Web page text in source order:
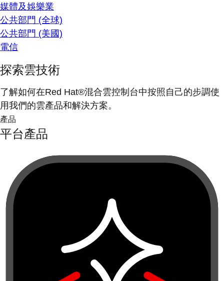
媒體及娛樂業
公共部門 (全球)
公共部門 (美國)
電信
探索雲技術
了解如何在Red Hat®混合雲控制台中按照自己的步調使
用我們的雲產品和解決方案。
產品
平台產品